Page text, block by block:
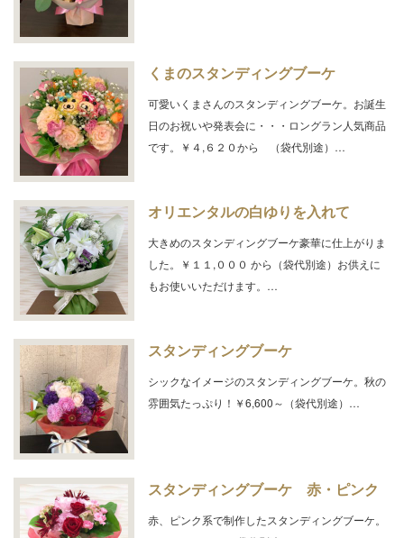
くまのスタンディングブーケ
可愛いくまさんのスタンディングブーケ。お誕生
日のお祝いや発表会に・・・ロングラン人気商品
です。￥４,６２０から （袋代別途）…
オリエンタルの白ゆりを入れて
大きめのスタンディングブーケ豪華に仕上がりま
した。￥１１,０００ から（袋代別途）お供えに
もお使いいただけます。…
スタンディングブーケ
シックなイメージのスタンディングブーケ。秋の
雰囲気たっぷり！￥6,600～（袋代別途）…
スタンディングブーケ 赤・ピンク
赤、ピンク系で制作したスタンディングブーケ。